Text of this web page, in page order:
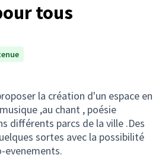
tous
la création d'un espace en
,au chant , poésie
différents parcs de la ville .Des
sortes avec la possibilité
evenements.